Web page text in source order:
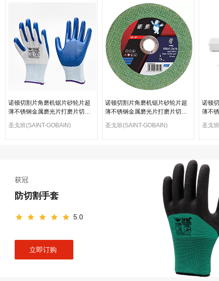
诺顿切割片角磨机锯片砂轮片超
薄不锈钢金属磨光片打磨片切割
圣戈班(SAINT-GOBAIN)
诺顿切割片角磨机锯片砂轮片超
薄不锈钢金属磨光片打磨片切割
圣戈班(SAINT-GOBAIN)
诺顿
薄不
圣戈
获冠
防切割手套
5.0
立即订购